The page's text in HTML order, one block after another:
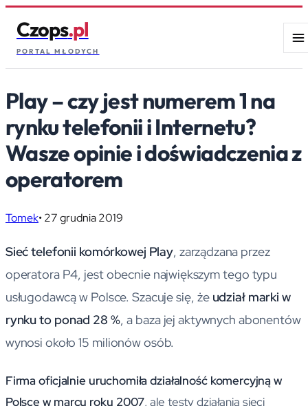
Czops.pl
PORTAL MŁODYCH
Play – czy jest numerem 1 na
rynku telefonii i Internetu?
Wasze opinie i doświadczenia z
operatorem
Tomek•27 grudnia 2019
Sieć telefonii komórkowej Play, zarządzana przez
operatora P4, jest obecnie największym tego typu
usługodawcą w Polsce. Szacuje się, że udział marki w
rynku to ponad 28 %, a baza jej aktywnych abonentów
wynosi około 15 milionów osób.
Firma oficjalnie uruchomiła działalność komercyjną w
Polsce w marcu roku 2007, ale testy działania sieci